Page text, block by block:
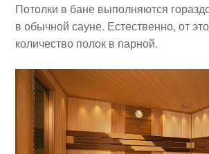
Потолки в бане выполняются
в обычной сауне. Естественно, от
количество полок в парной.